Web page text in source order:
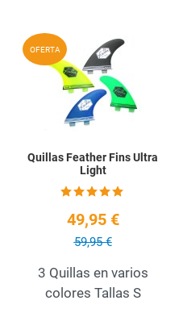
Add to Wishlist
Quick View
OFERTA
Quillas Feather Fins Ultra
Light
49,95 €
59,95 €
3 Quillas en varios
colores Tallas S